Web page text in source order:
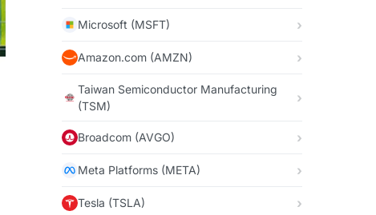
Microsoft (MSFT)
Amazon.com (AMZN)
Taiwan Semiconductor Manufacturing
(TSM)
Broadcom (AVGO)
Meta Platforms (META)
Tesla (TSLA)